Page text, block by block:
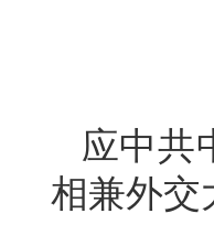
应中共
相兼外交